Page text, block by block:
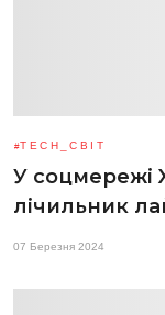
TECH_СВІТ
У соцмережі
лічильник
07 Березня 2024